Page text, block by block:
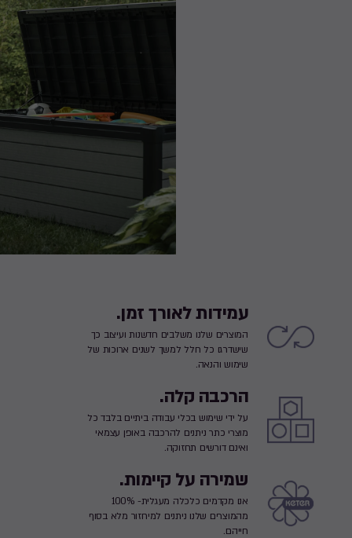
עמידות לאורך זמן.
המוצרים שלנו משלבים חדשנות ועיצוב כך
שישדרגו כל חלל למשך לשנים ארוכות של
שימוש והנאה.
הרכבה קלה.
על ידי שימוש בכלי עבודה ביתיים בלבד כל
מוצרי כתר ניתנים להרכבה באופן עצמאי
ואינם דורשים תחזוקה.
שמירה על קיימות.
אנו מקדמים כלכלה מעגלית- 100%
מהמוצרים שלנו ניתנים למיחזור מלא בסוף
חייהם.